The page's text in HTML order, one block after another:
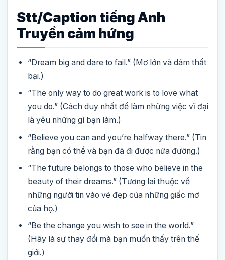
Stt/Caption tiếng Anh
Truyền cảm hứng
“Dream big and dare to fail.” (Mơ lớn và dám thất
bại.)
“The only way to do great work is to love what
you do.” (Cách duy nhất để làm những việc vĩ đại
là yêu những gì bạn làm.)
“Believe you can and you’re halfway there.” (Tin
rằng bạn có thể và bạn đã đi được nửa đường.)
“The future belongs to those who believe in the
beauty of their dreams.” (Tương lai thuộc về
những người tin vào vẻ đẹp của những giấc mơ
của họ.)
“Be the change you wish to see in the world.”
(Hãy là sự thay đổi mà bạn muốn thấy trên thế
giới.)